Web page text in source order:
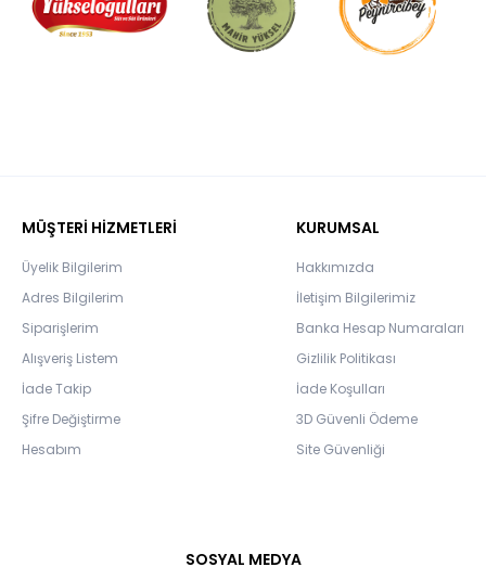
MÜŞTERİ HİZMETLERİ
Üyelik Bilgilerim
Adres Bilgilerim
Siparişlerim
Alışveriş Listem
İade Takip
Şifre Değiştirme
Hesabım
KURUMSAL
Hakkımızda
İletişim Bilgilerimiz
Banka Hesap Numaraları
Gizlilik Politikası
İade Koşulları
3D Güvenli Ödeme
Site Güvenliği
SOSYAL MEDYA